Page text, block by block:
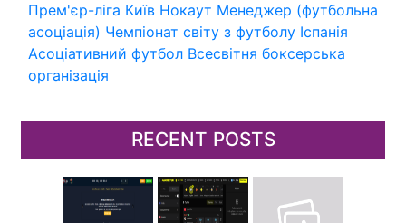
Прем'єр-ліга Київ Нокаут Менеджер (футбольна
асоціація) Чемпіонат світу з футболу Іспанія
Асоціативний футбол Всесвітня боксерська
організація
RECENT POSTS